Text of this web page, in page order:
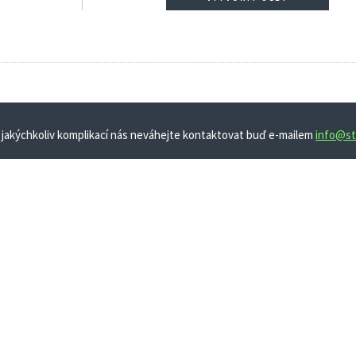
jakýchkoliv komplikací nás neváhejte kontaktovat buď e-mailem